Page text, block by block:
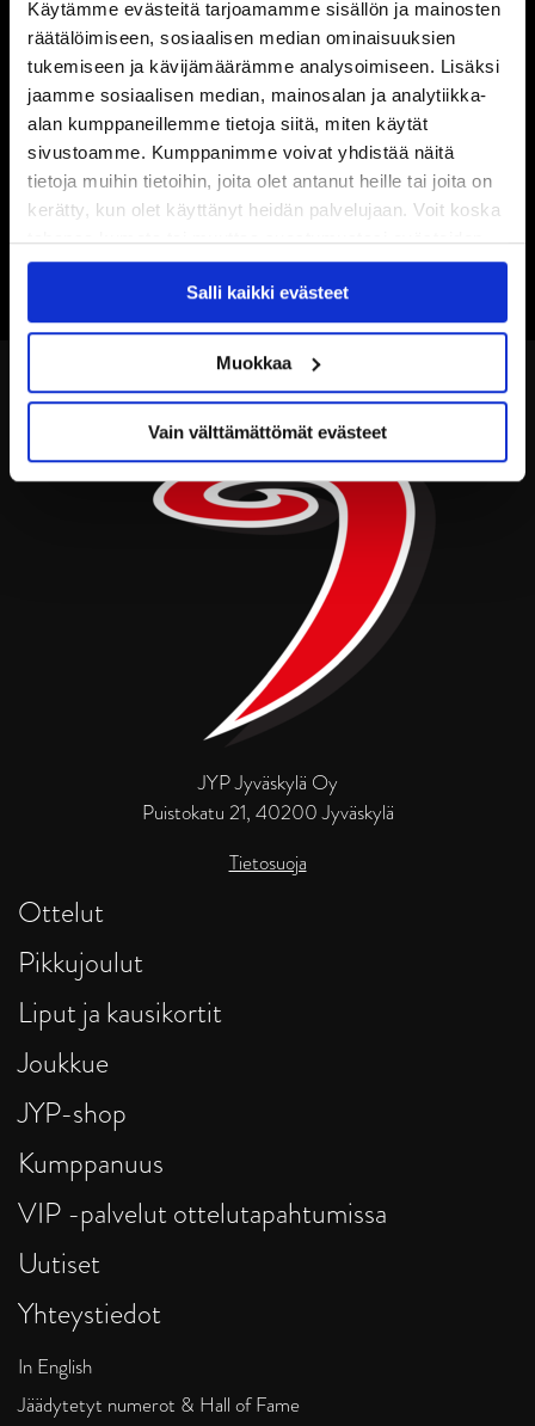
Käytämme evästeitä tarjoamamme sisällön ja mainosten
räätälöimiseen, sosiaalisen median ominaisuuksien
tukemiseen ja kävijämäärämme analysoimiseen. Lisäksi
jaamme sosiaalisen median, mainosalan ja analytiikka-
alan kumppaneillemme tietoja siitä, miten käytät
sivustoamme. Kumppanimme voivat yhdistää näitä
tietoja muihin tietoihin, joita olet antanut heille tai joita on
kerätty, kun olet käyttänyt heidän palvelujaan. Voit koska
tahansa kumota tai muuttaa suostumustasi evästeiden
käytöstäEvästeet-sivultamme.
Salli kaikki evästeet
Muokkaa
Vain välttämättömät evästeet
JYP Jyväskylä Oy
Puistokatu 21, 40200 Jyväskylä
Tietosuoja
Ottelut
Pikkujoulut
Liput ja kausikortit
Joukkue
JYP-shop
Kumppanuus
VIP -palvelut ottelutapahtumissa
Uutiset
Yhteystiedot
In English
Jäädytetyt numerot & Hall of Fame